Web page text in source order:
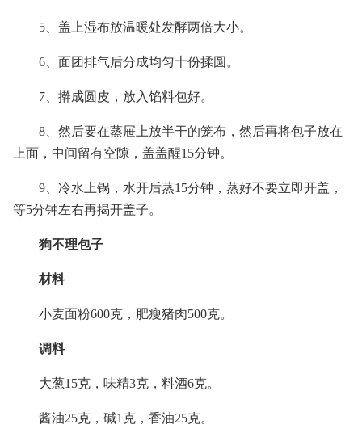
5、盖上湿布放温暖处发酵两倍大小。
6、面团排气后分成均匀十份揉圆。
7、擀成圆皮，放入馅料包好。
8、然后要在蒸屉上放半干的笼布，然后再将包子放在
上面，中间留有空隙，盖盖醒15分钟。
9、冷水上锅，水开后蒸15分钟，蒸好不要立即开盖，
等5分钟左右再揭开盖子。
狗不理包子
材料
小麦面粉600克，肥瘦猪肉500克。
调料
大葱15克，味精3克，料酒6克。
酱油25克，碱1克，香油25克。